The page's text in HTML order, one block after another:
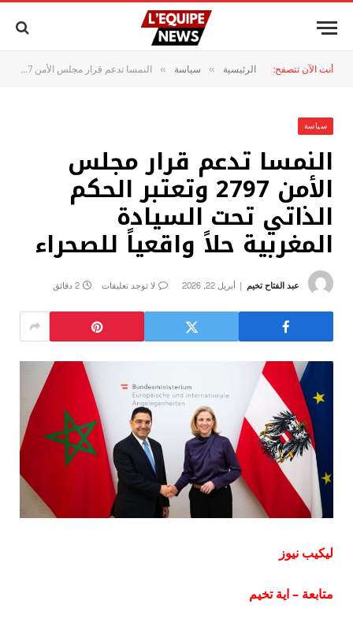
أنت الآن تتصفح: الرئيسية » سياسة » النمسا تدعم قرار مجلس الأمن 2797 وتعتبر الحكم الذاتي تحت السيادة المغربية حلاً واقعياً للصحراء
سياسة
النمسا تدعم قرار مجلس
الأمن 2797 وتعتبر الحكم
الذاتي تحت السيادة
المغربية حلاً واقعياً للصحراء
عبد الفتاح تخيم أبريل 22, 2026 لا توجد تعليقات 2 دقائق
ليكيب نيوز
متابعة – اية تخيم